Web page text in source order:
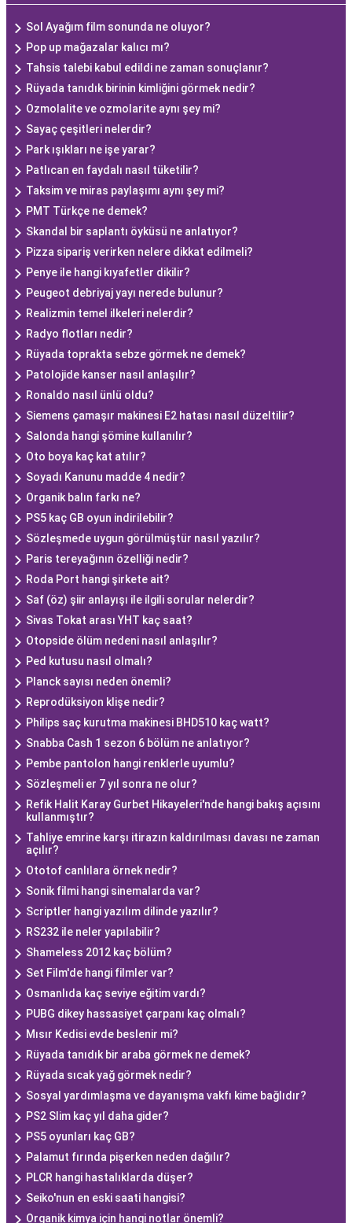
Sol Ayağım film sonunda ne oluyor?
Pop up mağazalar kalıcı mı?
Tahsis talebi kabul edildi ne zaman sonuçlanır?
Rüyada tanıdık birinin kimliğini görmek nedir?
Ozmolalite ve ozmolarite aynı şey mi?
Sayaç çeşitleri nelerdir?
Park ışıkları ne işe yarar?
Patlıcan en faydalı nasıl tüketilir?
Taksim ve miras paylaşımı aynı şey mi?
PMT Türkçe ne demek?
Skandal bir saplantı öyküsü ne anlatıyor?
Pizza sipariş verirken nelere dikkat edilmeli?
Penye ile hangi kıyafetler dikilir?
Peugeot debriyaj yayı nerede bulunur?
Realizmin temel ilkeleri nelerdir?
Radyo flotları nedir?
Rüyada toprakta sebze görmek ne demek?
Patolojide kanser nasıl anlaşılır?
Ronaldo nasıl ünlü oldu?
Siemens çamaşır makinesi E2 hatası nasıl düzeltilir?
Salonda hangi şömine kullanılır?
Oto boya kaç kat atılır?
Soyadı Kanunu madde 4 nedir?
Organik balın farkı ne?
PS5 kaç GB oyun indirilebilir?
Sözleşmede uygun görülmüştür nasıl yazılır?
Paris tereyağının özelliği nedir?
Roda Port hangi şirkete ait?
Saf (öz) şiir anlayışı ile ilgili sorular nelerdir?
Sivas Tokat arası YHT kaç saat?
Otopside ölüm nedeni nasıl anlaşılır?
Ped kutusu nasıl olmalı?
Planck sayısı neden önemli?
Reprodüksiyon klişe nedir?
Philips saç kurutma makinesi BHD510 kaç watt?
Snabba Cash 1 sezon 6 bölüm ne anlatıyor?
Pembe pantolon hangi renklerle uyumlu?
Sözleşmeli er 7 yıl sonra ne olur?
Refik Halit Karay Gurbet Hikayeleri'nde hangi bakış açısını
kullanmıştır?
Tahliye emrine karşı itirazın kaldırılması davası ne zaman
açılır?
Ototof canlılara örnek nedir?
Sonik filmi hangi sinemalarda var?
Scriptler hangi yazılım dilinde yazılır?
RS232 ile neler yapılabilir?
Shameless 2012 kaç bölüm?
Set Film'de hangi filmler var?
Osmanlıda kaç seviye eğitim vardı?
PUBG dikey hassasiyet çarpanı kaç olmalı?
Mısır Kedisi evde beslenir mi?
Rüyada tanıdık bir araba görmek ne demek?
Rüyada sıcak yağ görmek nedir?
Sosyal yardımlaşma ve dayanışma vakfı kime bağlıdır?
PS2 Slim kaç yıl daha gider?
PS5 oyunları kaç GB?
Palamut fırında pişerken neden dağılır?
PLCR hangi hastalıklarda düşer?
Seiko'nun en eski saati hangisi?
Organik kimya için hangi notlar önemli?